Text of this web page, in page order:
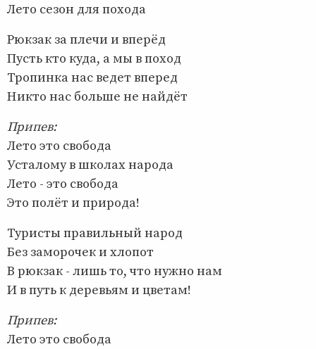
Лето сезон для похода
Рюкзак за плечи и вперёд
Пусть кто куда, а мы в поход
Тропинка нас ведет вперед
Никто нас больше не найдёт
Припев:
Лето это свобода
Усталому в школах народа
Лето - это свобода
Это полёт и природа!
Туристы правильный народ
Без заморочек и хлопот
В рюкзак - лишь то, что нужно нам
И в путь к деревьям и цветам!
Припев:
Лето это свобода